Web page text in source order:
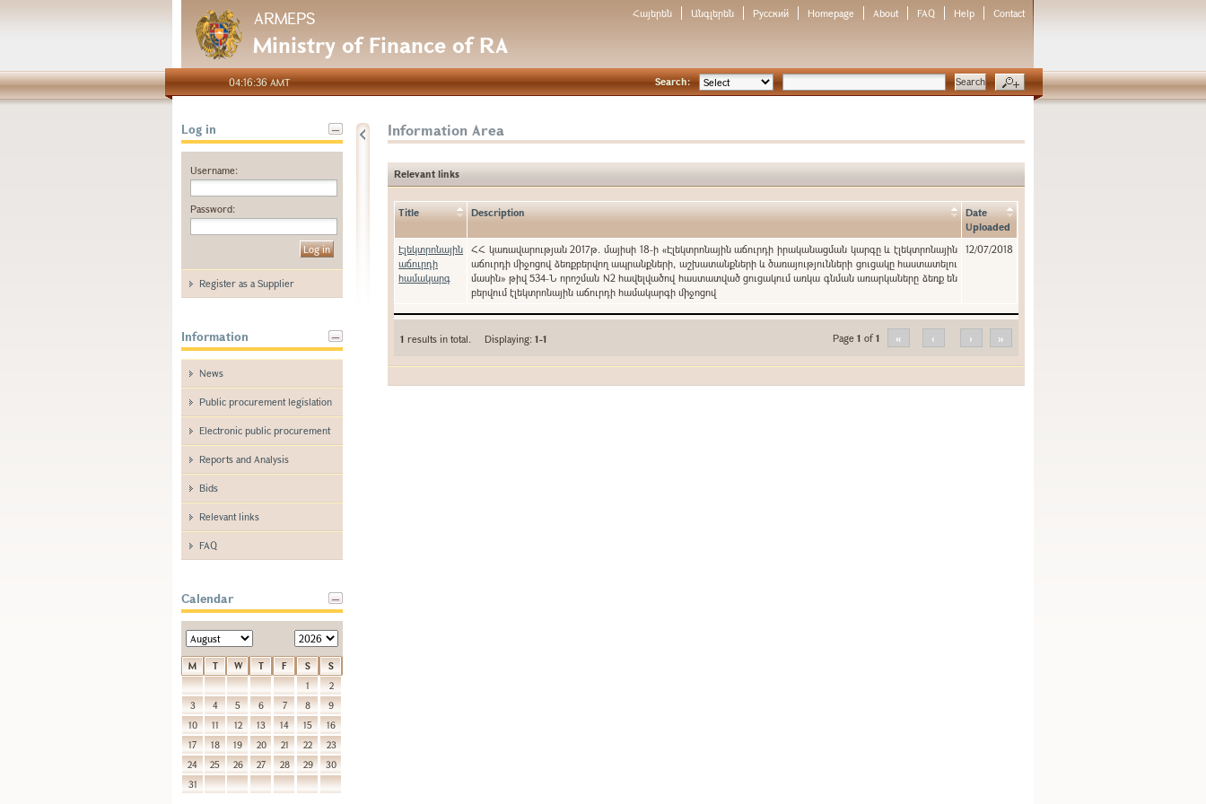
ARMEPS
Ministry of Finance of RA
Հայերեն Անգլերեն Русский Homepage About FAQ Help Contact
04:16:36 AMT Search:
Log in
Username:
Password:
Register as a Supplier
Information
News
Public procurement legislation
Electronic public procurement
Reports and Analysis
Bids
Relevant links
FAQ
Calendar
M T W T F S
S
1
2
3
4 5 6 7 8
9
10
11 12 13 14 15
16
17
18 19 20 21 22
23
24
25 26 27 28 29
30
31
Information Area
Relevant links
Title Description
Date
Uploaded
Էլեկտրոնային
աճուրդի
համակարգ
ՀՀ կառավարության 2017թ. մայիսի 18-ի «Էլեկտրոնային աճուրդի իրականացման կարգը և էլեկտրոնային
աճուրդի միջոցով ձեռքբերվող ապրանքների, աշխատանքների և ծառայությունների ցուցակը հաստատելու
մասին» թիվ 534-Ն որոշման N2 հավելվածով հաստատված ցուցակում առկա գնման առարկաները ձեռք են
բերվում էլեկտրոնային աճուրդի համակարգի միջոցով
12/07/2018
1 results in total. Displaying:1-1 Page 1 of1 « ‹ › »